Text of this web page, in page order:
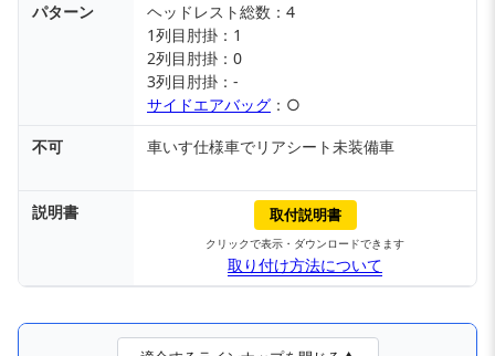
パターン
ヘッドレスト総数：4
1列目肘掛：1
2列目肘掛：0
3列目肘掛：-
サイドエアバッグ ：○
不可
車いす仕様車でリアシート未装備車
説明書 取付説明書
クリックで表示・ダウンロードできます
取り付け方法について